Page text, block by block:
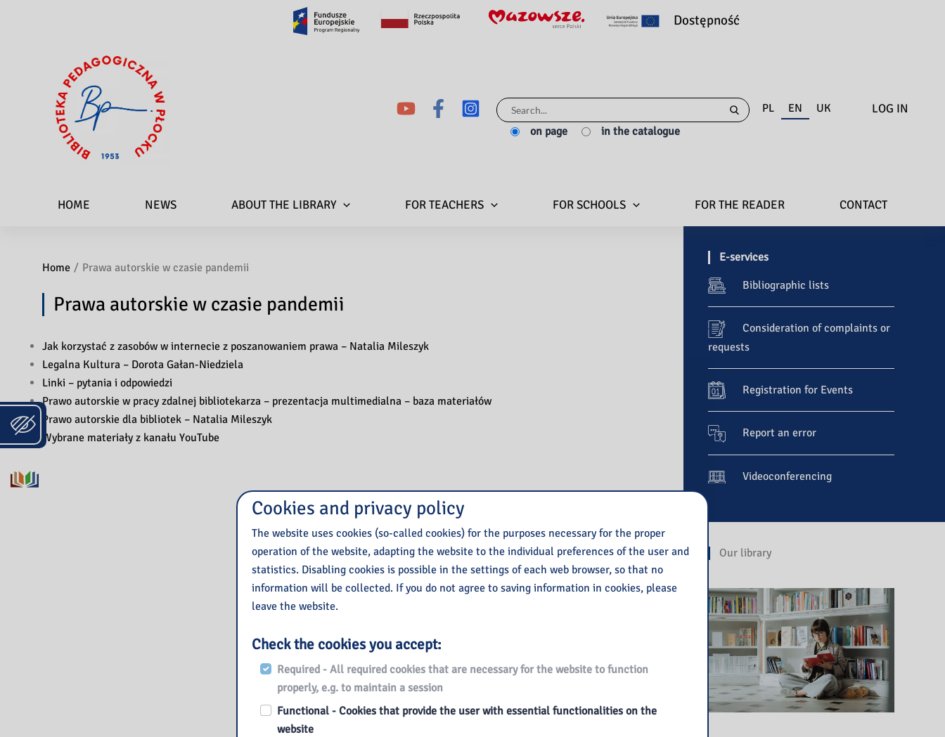
Dostępność
PL EN UK
Search
for:
on page in the catalogue
LOG IN
HOME NEWS ABOUT THE LIBRARY FOR TEACHERS FOR SCHOOLS FOR THE READER CONTACT
Home Prawa autorskie w czasie pandemii
Prawa autorskie w czasie pandemii
Jak korzystać z zasobów w internecie z poszanowaniem prawa – Natalia Mileszyk
Legalna Kultura – Dorota Gałan-Niedziela
Linki – pytania i odpowiedzi
Prawo autorskie w pracy zdalnej bibliotekarza – prezentacja multimedialna – baza materiałów
Prawo autorskie dla bibliotek – Natalia Mileszyk
Wybrane materiały z kanału YouTube
E-services
Bibliographic lists
Consideration of complaints or
requests
Registration for Events
Report an error
Videoconferencing
Our library
Cookies and privacy policy
The website uses cookies (so-called cookies) for the purposes necessary for the proper
operation of the website, adapting the website to the individual preferences of the user and
statistics. Disabling cookies is possible in the settings of each web browser, so that no
information will be collected. If you do not agree to saving information in cookies, please
leave the website.
Check the cookies you accept:
Required - All required cookies that are necessary for the website to function
properly, e.g. to maintain a session
Functional - Cookies that provide the user with essential functionalities on the
website